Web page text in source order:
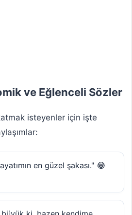
ve Eğlenceli Sözler
isteyenler için işte
en güzel şakası." 😂